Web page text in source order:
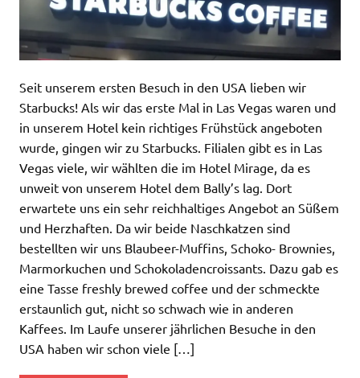
Seit unserem ersten Besuch in den USA lieben wir
Starbucks! Als wir das erste Mal in Las Vegas waren und
in unserem Hotel kein richtiges Frühstück angeboten
wurde, gingen wir zu Starbucks. Filialen gibt es in Las
Vegas viele, wir wählten die im Hotel Mirage, da es
unweit von unserem Hotel dem Bally’s lag. Dort
erwartete uns ein sehr reichhaltiges Angebot an Süßem
und Herzhaften. Da wir beide Naschkatzen sind
bestellten wir uns Blaubeer-Muffins, Schoko- Brownies,
Marmorkuchen und Schokoladencroissants. Dazu gab es
eine Tasse freshly brewed coffee und der schmeckte
erstaunlich gut, nicht so schwach wie in anderen
Kaffees. Im Laufe unserer jährlichen Besuche in den
USA haben wir schon viele […]